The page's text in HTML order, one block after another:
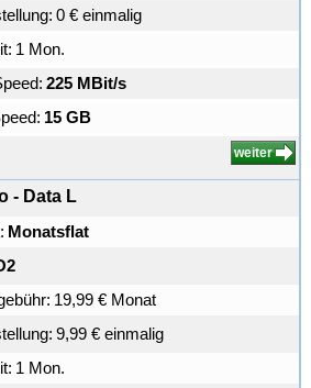
0 € einmalig
1 Mon.
225 MBit/s
15 GB
weiter
- Data L
Monatsflat
19,99 € Monat
9,99 € einmalig
1 Mon.